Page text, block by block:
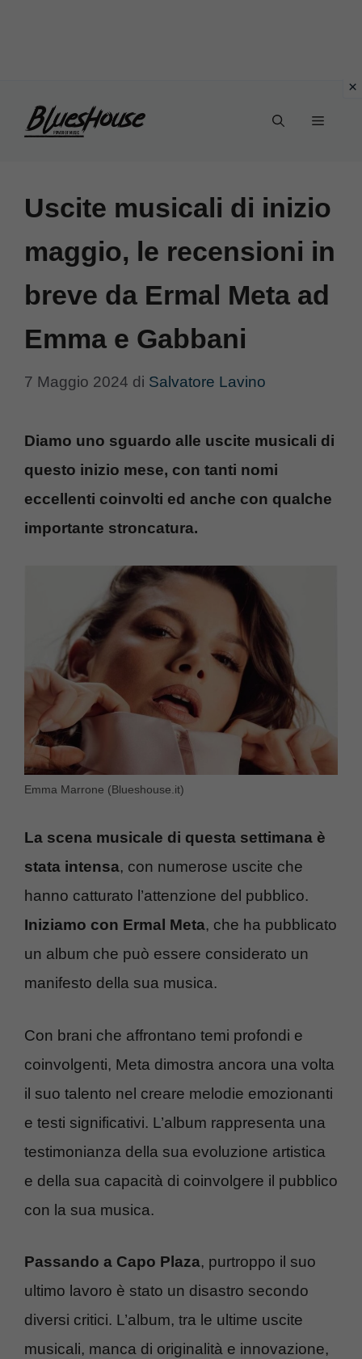
Menu
Uscite musicali di inizio
maggio, le recensioni in
breve da Ermal Meta ad
Emma e Gabbani
7 Maggio 2024 di Salvatore Lavino
Diamo uno sguardo alle uscite musicali di
questo inizio mese, con tanti nomi
eccellenti coinvolti ed anche con qualche
importante stroncatura.
Emma Marrone (Blueshouse.it)
La scena musicale di questa settimana è
stata intensa, con numerose uscite che
hanno catturato l’attenzione del pubblico.
Iniziamo con Ermal Meta, che ha pubblicato
un album che può essere considerato un
manifesto della sua musica.
Con brani che affrontano temi profondi e
coinvolgenti, Meta dimostra ancora una volta
il suo talento nel creare melodie emozionanti
e testi significativi. L’album rappresenta una
testimonianza della sua evoluzione artistica
e della sua capacità di coinvolgere il pubblico
con la sua musica.
Passando a Capo Plaza, purtroppo il suo
ultimo lavoro è stato un disastro secondo
diversi critici. L’album, tra le ultime uscite
musicali, manca di originalità e innovazione,